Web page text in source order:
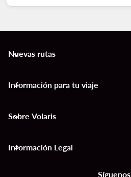
Nuevas rutas
keyboard_arrow_down
Información para tu viaje
keyboard_arrow_down
Sobre Volaris
keyboard_arrow_down
Información Legal
keyboard_arrow_down
Síguenos